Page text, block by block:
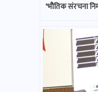
‘भौतिक संरचना